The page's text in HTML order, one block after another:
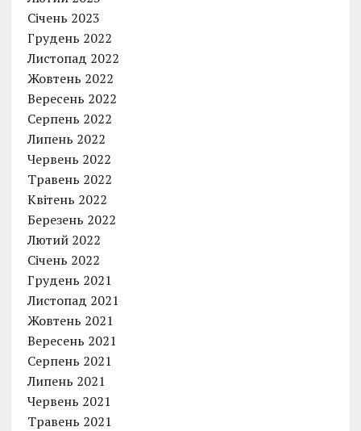
Січень 2023
Грудень 2022
Листопад 2022
Жовтень 2022
Вересень 2022
Серпень 2022
Липень 2022
Червень 2022
Травень 2022
Квітень 2022
Березень 2022
Лютий 2022
Січень 2022
Грудень 2021
Листопад 2021
Жовтень 2021
Вересень 2021
Серпень 2021
Липень 2021
Червень 2021
Травень 2021